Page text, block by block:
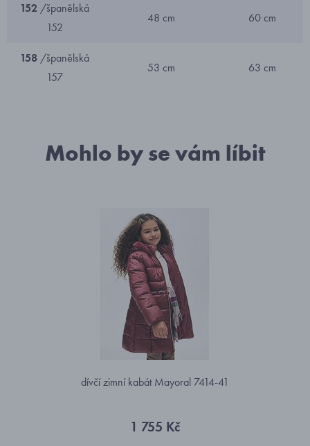
152 /španělská
152
48 cm 60 cm
158 /španělská
157
53 cm 63 cm
Mohlo by se vám líbit
dívčí zimní kabát Mayoral 7414-41
1 755 Kč